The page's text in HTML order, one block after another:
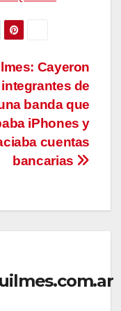
Cayeron
integrantes de
banda que
iPhones y
cuentas
bancarias